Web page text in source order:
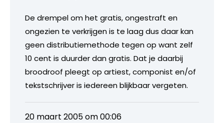
De drempel om het gratis, ongestraft en
ongezien te verkrijgen is te laag dus daar kan
geen distributiemethode tegen op want zelf
10 cent is duurder dan gratis. Dat je daarbij
broodroof pleegt op artiest, componist en/of
tekstschrijver is iedereen blijkbaar vergeten.
20 maart 2005 om 00:06